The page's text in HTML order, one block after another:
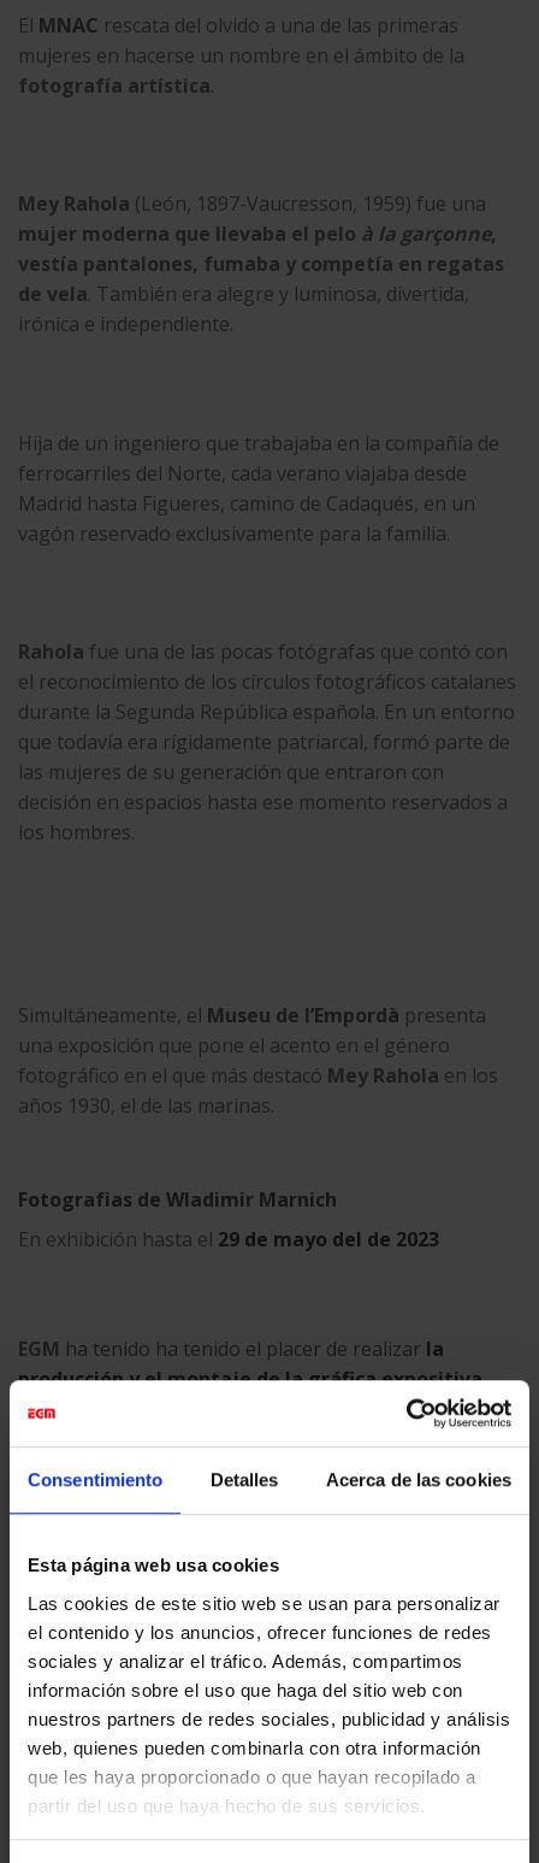
Consentimiento Detalles Acerca de las cookies
Esta página web usa cookies
Las cookies de este sitio web se usan para personalizar
el contenido y los anuncios, ofrecer funciones de redes
sociales y analizar el tráfico. Además, compartimos
información sobre el uso que haga del sitio web con
nuestros partners de redes sociales, publicidad y análisis
web, quienes pueden combinarla con otra información
que les haya proporcionado o que hayan recopilado a
partir del uso que haya hecho de sus servicios.
El MNAC rescata del olvido a una de las primeras
mujeres en hacerse un nombre en el ámbito de la
fotografía artística.
Mey Rahola (León, 1897-Vaucresson, 1959) fue una
mujer moderna que llevaba el pelo à la garçonne,
vestía pantalones, fumaba y competía en regatas
de vela. También era alegre y luminosa, divertida,
irónica e independiente.
Hija de un ingeniero que trabajaba en la compañía de
ferrocarriles del Norte, cada verano viajaba desde
Madrid hasta Figueres, camino de Cadaqués, en un
vagón reservado exclusivamente para la familia.
Rahola fue una de las pocas fotógrafas que contó con
el reconocimiento de los círculos fotográficos catalanes
durante la Segunda República española. En un entorno
que todavía era rígidamente patriarcal, formó parte de
las mujeres de su generación que entraron con
decisión en espacios hasta ese momento reservados a
los hombres.
Simultáneamente, el Museu de l’Empordà presenta
una exposición que pone el acento en el género
fotográfico en el que más destacó Mey Rahola en los
años 1930, el de las marinas.
Fotografias de Wladimir Marnich
En exhibición hasta el 29 de mayo del de 2023
EGM ha tenido ha tenido el placer de realizar la
producción y el montaje de la gráfica expositiva.
Esta entrada fue publicada enEventos & Expos y etiquetada
Actualidad,Digital Printing,Eventos & Expos.
EGM_TEST